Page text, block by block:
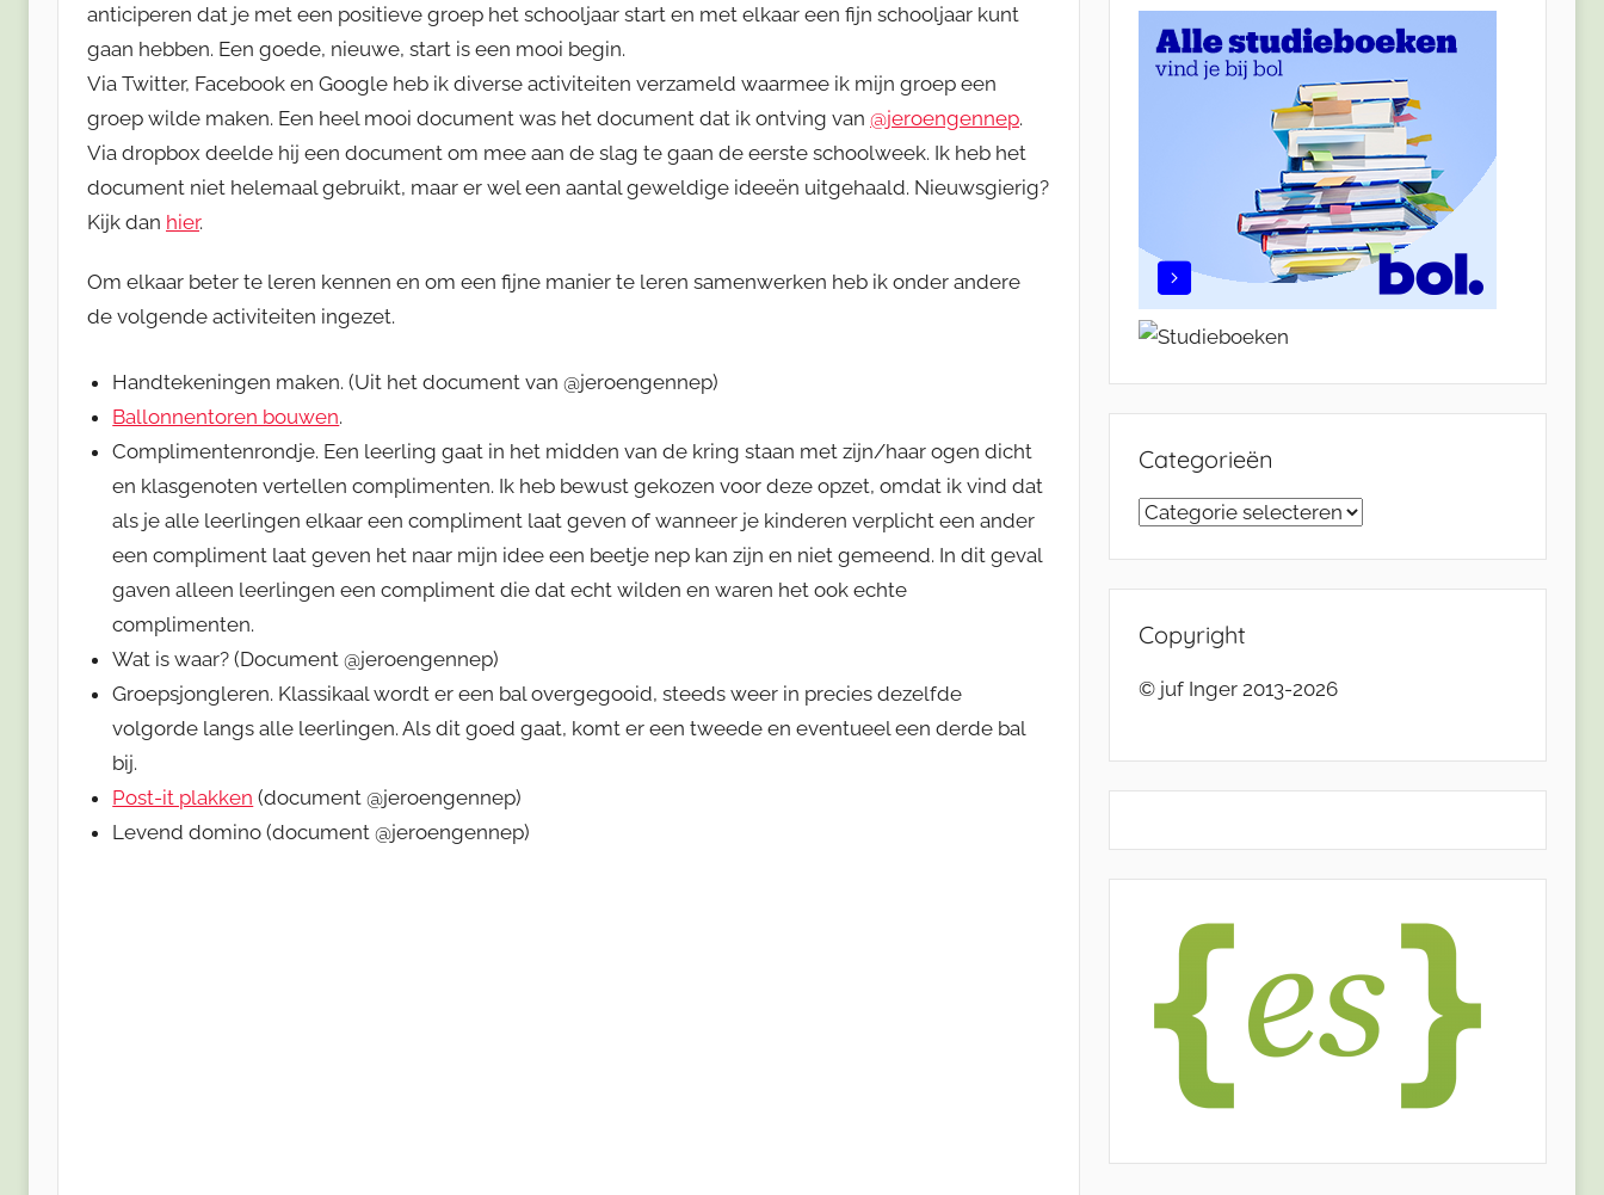
anticiperen dat je met een positieve groep het schooljaar start en met elkaar een fijn schooljaar kunt
gaan hebben. Een goede, nieuwe, start is een mooi begin.
Via Twitter, Facebook en Google heb ik diverse activiteiten verzameld waarmee ik mijn groep een
groep wilde maken. Een heel mooi document was het document dat ik ontving van @jeroengennep.
Via dropbox deelde hij een document om mee aan de slag te gaan de eerste schoolweek. Ik heb het
document niet helemaal gebruikt, maar er wel een aantal geweldige ideeën uitgehaald. Nieuwsgierig?
Kijk dan hier.
Om elkaar beter te leren kennen en om een fijne manier te leren samenwerken heb ik onder andere
de volgende activiteiten ingezet.
Handtekeningen maken. (Uit het document van @jeroengennep)
Ballonnentoren bouwen.
Complimentenrondje. Een leerling gaat in het midden van de kring staan met zijn/haar ogen dicht
en klasgenoten vertellen complimenten. Ik heb bewust gekozen voor deze opzet, omdat ik vind dat
als je alle leerlingen elkaar een compliment laat geven of wanneer je kinderen verplicht een ander
een compliment laat geven het naar mijn idee een beetje nep kan zijn en niet gemeend. In dit geval
gaven alleen leerlingen een compliment die dat echt wilden en waren het ook echte
complimenten.
Wat is waar? (Document @jeroengennep)
Groepsjongleren. Klassikaal wordt er een bal overgegooid, steeds weer in precies dezelfde
volgorde langs alle leerlingen. Als dit goed gaat, komt er een tweede en eventueel een derde bal
bij.
Post-it plakken (document @jeroengennep)
Levend domino (document @jeroengennep)
Categorieën
Categorieën
Copyright
© juf Inger 2013-2026